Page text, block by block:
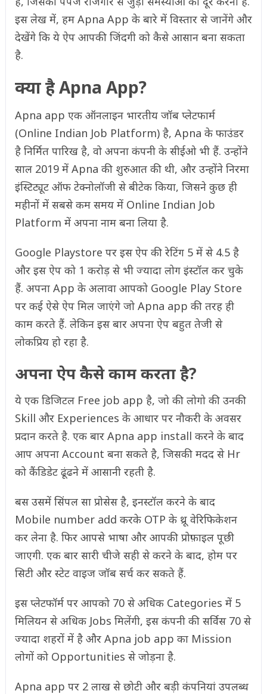
इस लेख में, हम Apna App के बारे में विस्तार से जानेंगे और
देखेंगे कि ये ऐप आपकी जिंदगी को कैसे आसान बना सकता
है.
क्या है Apna App?
Apna app एक ऑनलाइन भारतीय जॉब प्लेटफार्म
(Online Indian Job Platform) है, Apna के फाउंडर
है निर्मित पारिख है, वो अपना कंपनी के सीईओ भी हैं. उन्होंने
साल 2019 में Apna की शुरुआत की थी, और उन्होंने निरमा
इंस्टिट्यूट ऑफ टेक्नोलॉजी से बीटेक किया, जिसने कुछ ही
महीनों में सबसे कम समय में Online Indian Job
Platform में अपना नाम बना लिया है.
Google Playstore पर इस ऐप की रेटिंग 5 में से 4.5 है
और इस ऐप को 1 करोड़ से भी ज्यादा लोग इंस्टॉल कर चुके
हैं. अपना App के अलावा आपको Google Play Store
पर कई ऐसे ऐप मिल जाएंगे जो Apna app की तरह ही
काम करते हैं. लेकिन इस बार अपना ऐप बहुत तेजी से
लोकप्रिय हो रहा है.
अपना ऐप कैसे काम करता है?
ये एक डिजिटल Free job app है, जो की लोगो की उनकी
Skill और Experiences के आधार पर नौकरी के अवसर
प्रदान करते है. एक बार Apna app install करने के बाद
आप अपना Account बना सकते है, जिसकी मदद से Hr
को कैंडिडेट ढूंढने में आसानी रहती है.
बस उसमें सिंपल सा प्रोसेस है, इनस्टॉल करने के बाद
Mobile number add करके OTP के थ्रू वेरिफिकेशन
कर लेना है. फिर आपसे भाषा और आपकी प्रोफ़ाइल पूछी
जाएगी. एक बार सारी चीजे सही से करने के बाद, होम पर
सिटी और स्टेट वाइज जॉब सर्च कर सकते हैं.
इस प्लेटफॉर्म पर आपको 70 से अधिक Categories में 5
मिलियन से अधिक Jobs मिलेंगी, इस कंपनी की सर्विस 70 से
ज्यादा शहरों में है और Apna job app का Mission
लोगों को Opportunities से जोड़ना है.
Apna app पर 2 लाख से छोटी और बड़ी कंपनियां उपलब्ध